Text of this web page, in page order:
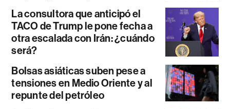
La consultora que anticipó el
TACO de Trump le pone fecha a
otra escalada con Irán: ¿cuándo
será?
Bolsas asiáticas suben pese a
tensiones en Medio Oriente y al
repunte del petróleo